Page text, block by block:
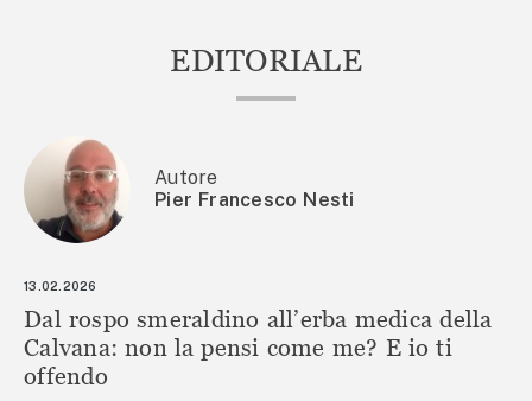
EDITORIALE
Autore
Pier Francesco Nesti
13.02.2026
Dal rospo smeraldino all’erba medica della
Calvana: non la pensi come me? E io ti
offendo